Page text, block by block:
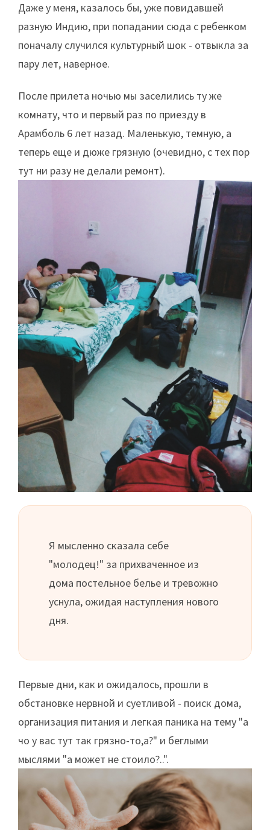
Даже у меня, казалось бы, уже повидавшей
разную Индию, при попадании сюда с ребенком
поначалу случился культурный шок - отвыкла за
пару лет, наверное.
После прилета ночью мы заселились ту же
комнату, что и первый раз по приезду в
Арамболь 6 лет назад. Маленькую, темную, а
теперь еще и дюже грязную (очевидно, с тех пор
тут ни разу не делали ремонт).
Я мысленно сказала себе
"молодец!" за прихваченное из
дома постельное белье и тревожно
уснула, ожидая наступления нового
дня.
Первые дни, как и ожидалось, прошли в
обстановке нервной и суетливой - поиск дома,
организация питания и легкая паника на тему "а
чо у вас тут так грязно-то,а?" и беглыми
мыслями "а может не стоило?..".